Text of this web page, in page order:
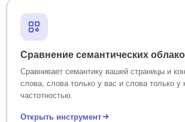
Сравнение семантических
Сравнивает семантику вашей страницы и
слова, слова только у вас и слова только у
частотностью.
Открыть инструмент